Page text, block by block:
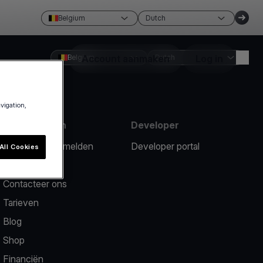
Belgium Dutch
Account aanmaken
Belgium Dutch
Hulpmiddelen
Een probleem melden
Contacteer ons
Tarieven
Blog
Shop
Financiën
Developer
Developer portal
Cookies